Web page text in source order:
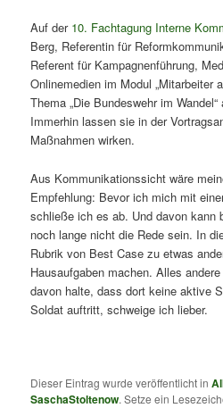
Auf der 10. Fachtagung Interne
Berg, Referentin für
Referent für Kampagnenführung,
Onlinemedienim Modul „Mitarbeiter
Thema „Die Bundeswehr im
Immerhin lassen sie in der
Maßnahmen wirken.
Aus Kommunikationssicht wäre
Empfehlung: Bevor ich mich mit
schließe ich es ab. Und davon kann
noch lange nicht die Rede sein. In
Rubrik von Best Case zu etwas
Hausaufgaben machen. Alles
davon halte, dass dort keine aktive
Soldat auftritt, schweige ich lieber.
Dieser Eintrag wurde veröffentlicht in
SaschaStoltenow. Setze ein